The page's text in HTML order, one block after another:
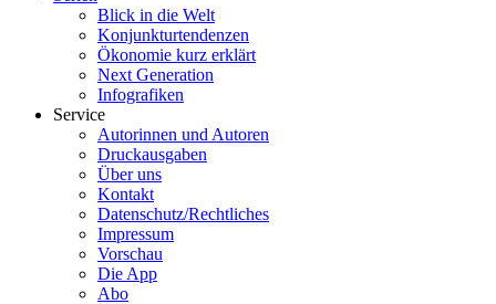
Blick in die Welt
Konjunkturtendenzen
Ökonomie kurz erklärt
Next Generation
Infografiken
Service
Autorinnen und Autoren
Druckausgaben
Über uns
Kontakt
Datenschutz/Rechtliches
Impressum
Vorschau
Die App
Abo